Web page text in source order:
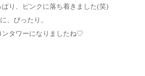
ぱり、ピンクに落ち着きました(笑)
、ぴったり。
ンタワーになりましたね♡